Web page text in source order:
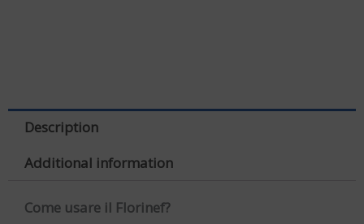
Description
Additional information
Come usare il Florinef?